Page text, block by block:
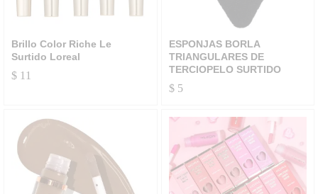
Brillo Color Riche Le
Surtido Loreal
$ 11
ESPONJAS BORLA
TRIANGULARES DE
TERCIOPELO SURTIDO
$5